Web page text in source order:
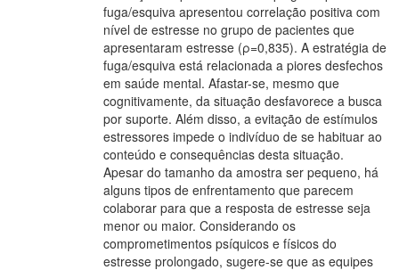
fuga/esquiva apresentou correlação positiva com
nível de estresse no grupo de pacientes que
apresentaram estresse (ρ=0,835). A estratégia de
fuga/esquiva está relacionada a piores desfechos
em saúde mental. Afastar-se, mesmo que
cognitivamente, da situação desfavorece a busca
por suporte. Além disso, a evitação de estímulos
estressores impede o indivíduo de se habituar ao
conteúdo e consequências desta situação.
Apesar do tamanho da amostra ser pequeno, há
alguns tipos de enfrentamento que parecem
colaborar para que a resposta de estresse seja
menor ou maior. Considerando os
comprometimentos psíquicos e físicos do
estresse prolongado, sugere-se que as equipes